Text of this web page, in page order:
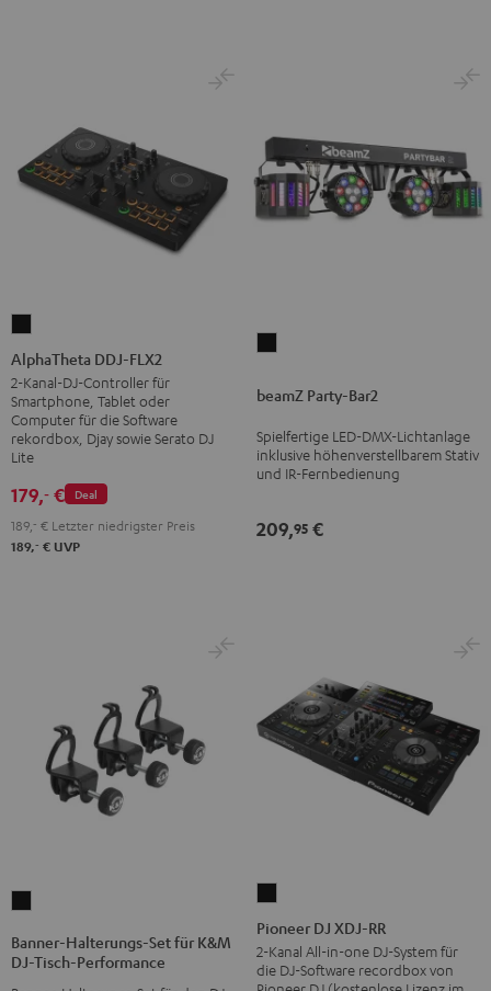
DDJ-
FLX2
Schwarz
AlphaTheta DDJ-FLX2
2-Kanal-DJ-Controller für
Smartphone, Tablet oder
Computer für die Software
rekordbox, Djay sowie Serato DJ
Lite
Deal
179,‐ €
189, ‐ € Letzter niedrigster Preis
189,‐ € UVP
Bar2
beamZ Party-Bar2
Spielfertige LED-DMX-Lichtanlage
inklusive höhenverstellbarem Stativ
und IR-Fernbedienung
209,95 €
Set
Banner-Halterungs-Set für K&M
DJ-Tisch-Performance
XDJ-
RR
Pioneer DJ XDJ-RR
2-Kanal All-in-one DJ-System für
die DJ-Software recordbox von